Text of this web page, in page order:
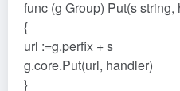
func (g Group) Put(s
{
url :=g.perfix + s
g.core.Put(url, handler)
}